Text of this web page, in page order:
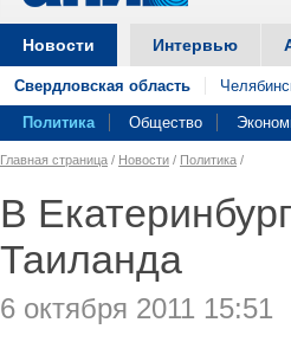
Новости Интервью
Свердловская область
Политика Общество
Главная страница / Новости / Политика /
В
Таиланда
6 октября 2011 15:51